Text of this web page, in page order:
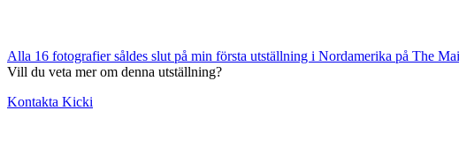
Alla 16 fotografier såldes slut på min första utställning i Nordamerika på The
Vill du veta mer om denna utställning?
Kontakta Kicki